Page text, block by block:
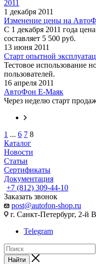
2011
1 декабря 2011
Изменение цены на
С 1 декабря 2011 года
составляет 5 500 руб.
13 июня 2011
Старт опытной
Тестовое использование
пользователей.
16 апреля 2011
АвтоФон Е-Маяк
Через неделю старт
1 ... 6 7 8
Каталог
Новости
Статьи
Сертификаты
Документация
+7 (812) 309-44-10
Заказать звонок
post@autofon-shop.ru
г. Санкт-Петербург, 2-й
Telegram
Найти